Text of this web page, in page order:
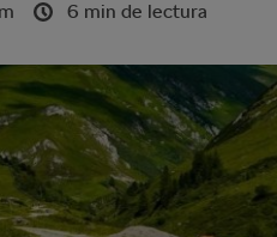
6 min de lectura